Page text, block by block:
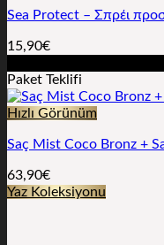
Sea Protect – Σπρέι
15,90€
Paket Teklifi
Hızlı Görünüm
Saç Mist Coco Bronz +
63,90€
Yaz Koleksiyonu